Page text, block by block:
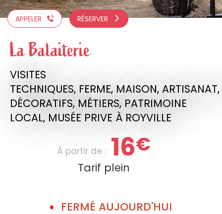
APPELER RÉSERVER
La Balaiterie
VISITES
TECHNIQUES, FERME, MAISON, ARTISANAT,
DÉCORATIFS, MÉTIERS, PATRIMOINE
LOCAL, MUSÉE PRIVE À ROYVILLE
À partir de : 16€
Tarif plein
FERMÉ AUJOURD'HUI